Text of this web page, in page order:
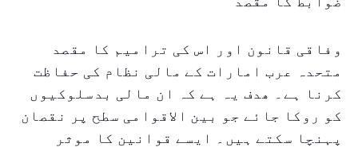
وفاقی قانون اور اس کی ترامیم کا مقصد
متحدہ عرب امارات کے مالی نظام کی حفاظت
کرنا ہے۔ ھدف یہ ہے کہ ان مالی بدسلوکیوں
کو روکا جائے جو بین الاقوامی سطح پر نقصان
پہنچا سکتے ہیں۔ ایسے قوانین کا موثر